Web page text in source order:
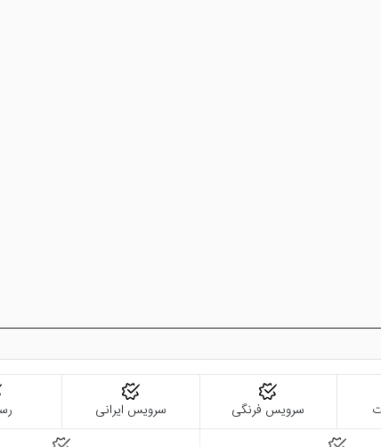
سرویس فرنگی سرویس ایرانی